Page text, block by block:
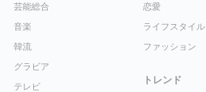
芸能総合
音楽
韓流
グラビア
テレビ
恋愛
ライフスタイル
ファッション
トレンド